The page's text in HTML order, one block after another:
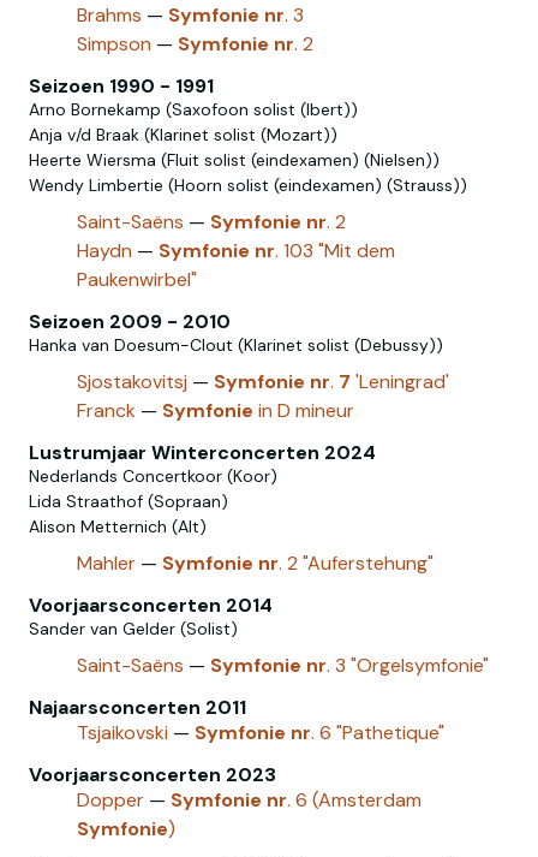
Brahms — Symfonie nr. 3
Simpson — Symfonie nr. 2
Seizoen 1990 - 1991
Arno Bornekamp (Saxofoon solist (Ibert))
Anja v/d Braak (Klarinet solist (Mozart))
Heerte Wiersma (Fluit solist (eindexamen) (Nielsen))
Wendy Limbertie (Hoorn solist (eindexamen) (Strauss))
Saint-Saëns — Symfonie nr. 2
Haydn — Symfonie nr. 103 "Mit dem
Paukenwirbel"
Seizoen 2009 - 2010
Hanka van Doesum-Clout (Klarinet solist (Debussy))
Sjostakovitsj — Symfonie nr. 7 'Leningrad'
Franck — Symfonie in D mineur
Lustrumjaar Winterconcerten 2024
Nederlands Concertkoor (Koor)
Lida Straathof (Sopraan)
Alison Metternich (Alt)
Mahler — Symfonie nr. 2 "Auferstehung"
Voorjaarsconcerten 2014
Sander van Gelder (Solist)
Saint-Saëns — Symfonie nr. 3 "Orgelsymfonie"
Najaarsconcerten 2011
Tsjaikovski — Symfonie nr. 6 "Pathetique"
Voorjaarsconcerten 2023
Dopper — Symfonie nr. 6 (Amsterdam
Symfonie)